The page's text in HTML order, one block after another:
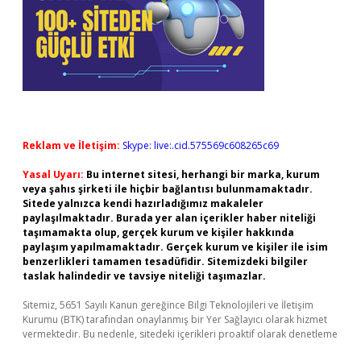
Reklam ve İletişim: Skype: live:.cid.575569c608265c69
Yasal Uyarı: Bu internet sitesi, herhangi bir marka, kurum
veya şahıs şirketi ile hiçbir bağlantısı bulunmamaktadır.
Sitede yalnızca kendi hazırladığımız makaleler
paylaşılmaktadır. Burada yer alan içerikler haber niteliği
taşımamakta olup, gerçek kurum ve kişiler hakkında
paylaşım yapılmamaktadır. Gerçek kurum ve kişiler ile isim
benzerlikleri tamamen tesadüfidir. Sitemizdeki bilgiler
taslak halindedir ve tavsiye niteliği taşımazlar.
Sitemiz, 5651 Sayılı Kanun gereğince Bilgi Teknolojileri ve İletişim
Kurumu (BTK) tarafından onaylanmış bir Yer Sağlayıcı olarak hizmet
vermektedir. Bu nedenle, sitedeki içerikleri proaktif olarak denetleme